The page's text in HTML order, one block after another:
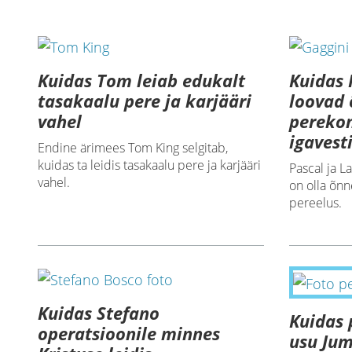
Kuidas Tom leiab edukalt
tasakaalu pere ja karjääri
vahel
Endine ärimees Tom King selgitab,
kuidas ta leidis tasakaalu pere ja karjääri
vahel.
Kuidas
loovad
igavesti
Pascal ja
on olla
pereelus.
Kuidas Stefano
operatsioonile minnes
Kuidas
usu